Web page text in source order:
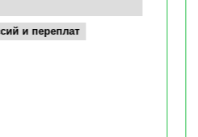
и переплат